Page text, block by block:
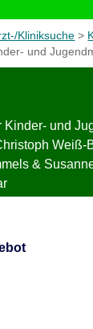
Kliniksuche >
und
Kinder- und
Weiß-
&